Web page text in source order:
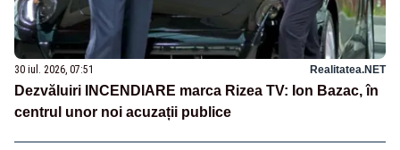
30 iul. 2026, 07:51 Realitatea.NET
Dezvăluiri INCENDIARE marca Rizea TV: Ion Bazac, în
centrul unor noi acuzații publice